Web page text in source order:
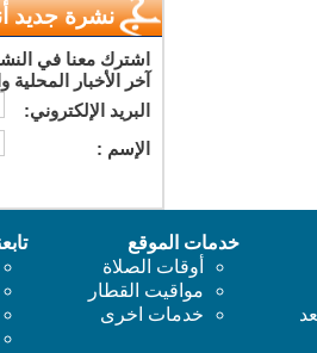
نشرة جديد
اشترك معنا في
آخر الأخبار المحلية
البريد اﻹلكتروني:
اﻹسم :
خدمات الموقع
أوقات الصلاة
مواقيت القطار
خدمات اخرى